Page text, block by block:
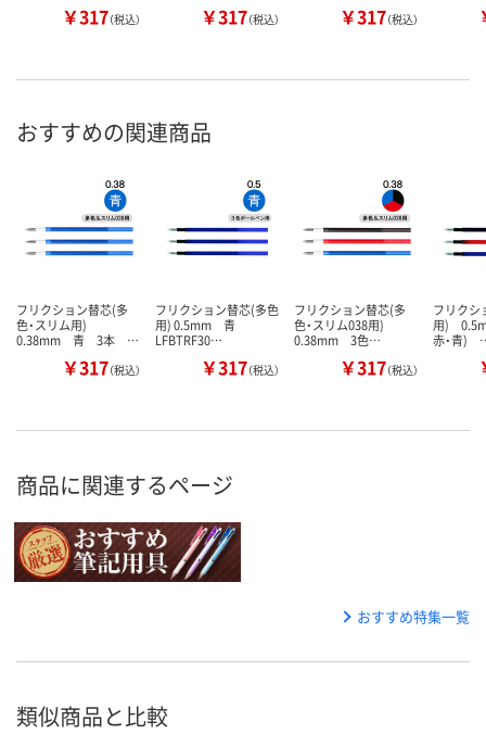
￥317（税込） ￥317（税込） ￥317（税込）
おすすめの関連商品
フリクション替芯(多
色・スリム用)
0.38mm 青 3本 …
￥317（税込）
フリクション替芯(多色
用) 0.5mm 青
LFBTRF30…
￥317（税込）
フリクション替芯(多
色・スリム038用)
0.38mm 3色…
￥317（税込）
フリクシ
用)
赤・青)
商品に関連するページ
おすすめ特集一覧
類似商品と比較